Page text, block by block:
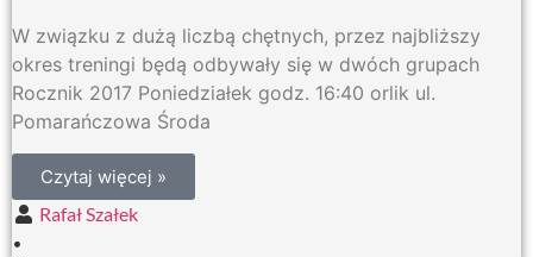
W związku z dużą liczbą chętnych, przez najbliższy
okres treningi będą odbywały się w dwóch grupach
Rocznik 2017 Poniedziałek godz. 16:40 orlik ul.
Pomarańczowa Środa
Czytaj więcej »
Rafał Szałek
•